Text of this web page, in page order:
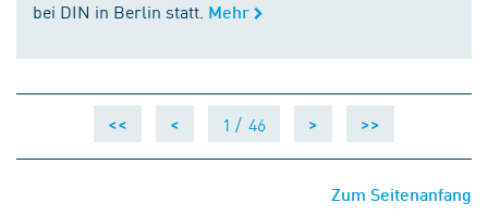
bei DIN in Berlin statt. Mehr
<< < 1 / 46 > >>
Zum Seitenanfang